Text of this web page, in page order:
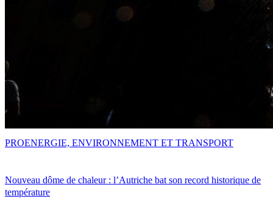
Nouveau dôme de chaleur : l’Autriche bat son record historique de
température
PROENERGIE, ENVIRONNEMENT ET TRANSPORT